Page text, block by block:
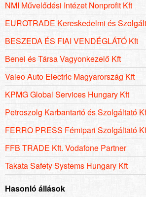
NMI Művelődési Intézet Nonprofit Kft
EUROTRADE Kereskedelmi és
BESZEDA ÉS FIAI VENDÉGLÁTÓ Kft
Benei és Társa Vagyonkezelő Kft
Valeo Auto Electric Magyarország Kft
KPMG Global Services Hungary Kft
Petroszolg Karbantartó és Szolgáltató
FERRO PRESS Fémipari Szolgáltató
FFB TRADE Kft. Vodafone Partner
Takata Safety Systems Hungary Kft
Hasonló állások